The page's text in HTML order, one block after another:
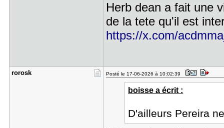
Herb dean a fait une
de la tete qu'il est
https://x.com/
rorosk Posté le 17-06-2026 à 10:02:39
boisse a écrit :
D'ailleurs Pereira